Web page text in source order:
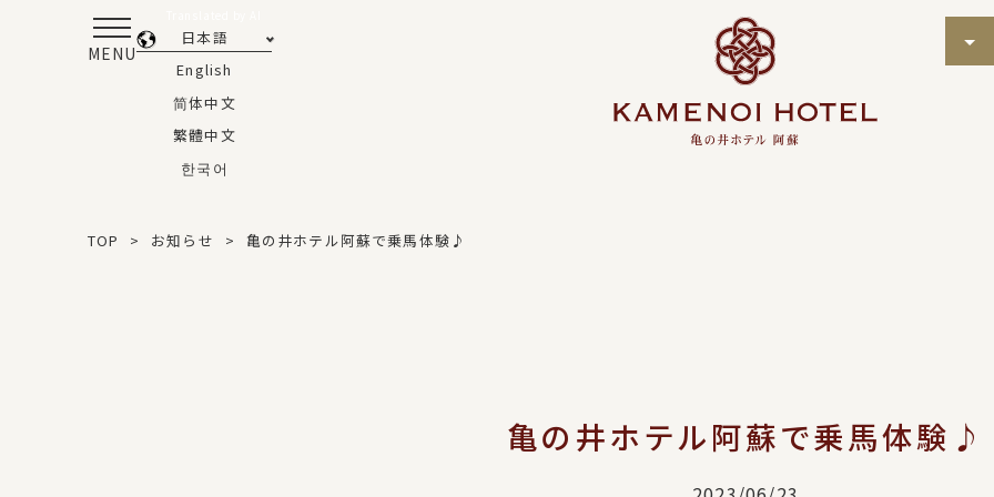
MENU
日本語
English
简体中文
繁體中文
한국어
TOP お知らせ 亀の井ホテル阿蘇で乗馬体験♪
亀の井ホテル阿蘇で乗馬体験♪